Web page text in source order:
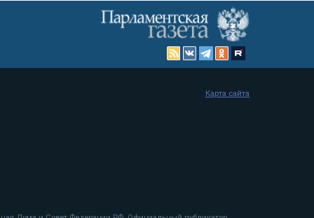
Карта сайта